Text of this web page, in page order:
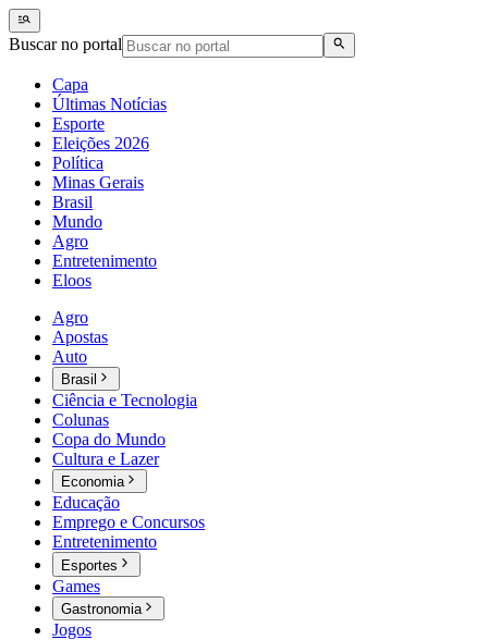
Buscar no portal
Capa
Últimas Notícias
Esporte
Eleições 2026
Política
Minas Gerais
Brasil
Mundo
Agro
Entretenimento
Eloos
Agro
Apostas
Auto
Brasil
Ciência e Tecnologia
Colunas
Copa do Mundo
Cultura e Lazer
Economia
Educação
Emprego e Concursos
Entretenimento
Esportes
Games
Gastronomia
Jogos